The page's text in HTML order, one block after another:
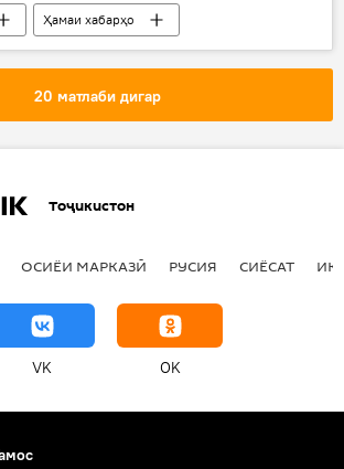
Ҳамаи хабарҳо
Душанбе
барқ
20 матлаби дигар
Тоҷикистон
ОСИЁИ МАРКАЗӢ РУСИЯ СИЁСАТ
VK OK